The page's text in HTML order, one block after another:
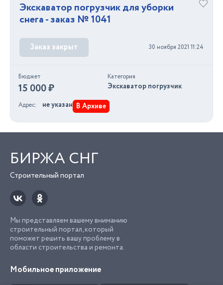
Экскаватор погрузчик для уборки
снега - заказ № 1041
Заказ закрыт 30 ноября 2021 11:24
Бюджет
15 000 ₽
Категория
Экскаватор погрузчик
Адрес не указан В Архиве
БИРЖА СНГ
Строительный портал
Мы представляем вашему вниманию
строительный портал, который
поможет решить вашу проблему в
области строительства и ремонта.
Мобильное приложение